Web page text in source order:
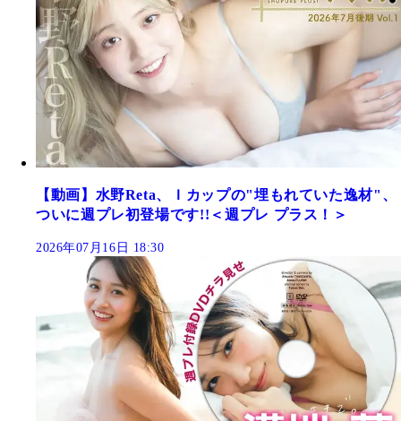
【動画】水野Reta、Ｉカップの"埋もれていた逸材"、
ついに週プレ初登場です!!＜週プレ プラス！＞
2026年07月16日 18:30